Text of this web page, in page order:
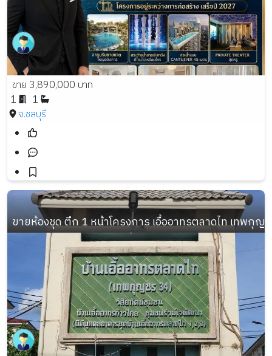
ขาย 3,890,000 บาท
1
1
จ.ชลบุรี
ขายห้องชุด ตึก 1 หน้าโครงการ เอื้ออาทรตลาดไท เทพกุ